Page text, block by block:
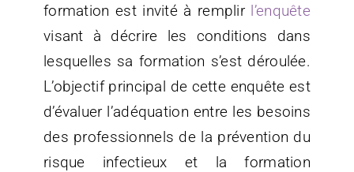
formation est invité à remplir l’enquête
visant à décrire les conditions dans
lesquelles sa formation s’est déroulée.
L’objectif principal de cette enquête est
d’évaluer l’adéquation entre les besoins
des professionnels de la prévention du
risque infectieux et la formation